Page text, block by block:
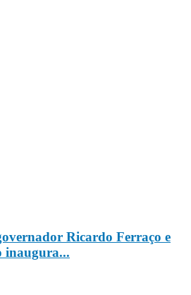
Ricardo Ferraço e
inaugura...